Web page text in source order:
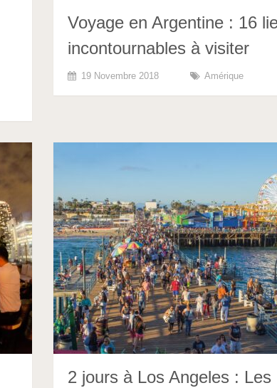
Voyage en Argentine : 16
incontournables à visiter
19 Novembre 2018 Amérique
2 jours à Los Angeles : Les